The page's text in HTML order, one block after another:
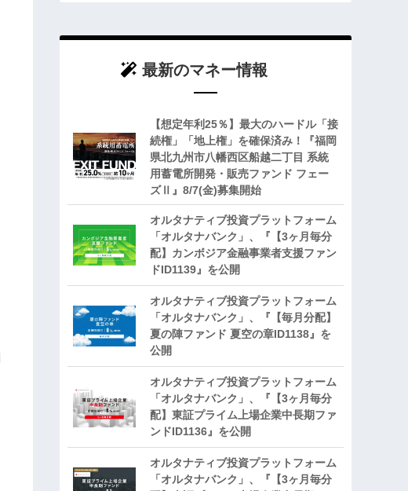
最新のマネー情報
【想定年利25％】最大のハードル「接
続権」「地上権」を確保済み！『福岡
県北九州市八幡西区船越二丁目 系統
用蓄電所開発・販売ファンド フェー
ズⅡ』8/7(金)募集開始
オルタナティブ投資プラットフォーム
「オルタナバンク」、『【3ヶ月毎分
配】カンボジア金融事業者支援ファン
ドID1139』を公開
オルタナティブ投資プラットフォーム
「オルタナバンク」、『【毎月分配】
夏の陣ファンド 夏空の章ID1138』を
公開
オルタナティブ投資プラットフォーム
「オルタナバンク」、『【3ヶ月毎分
配】東証プライム上場企業中長期ファ
ンドID1136』を公開
オルタナティブ投資プラットフォーム
「オルタナバンク」、『【3ヶ月毎分